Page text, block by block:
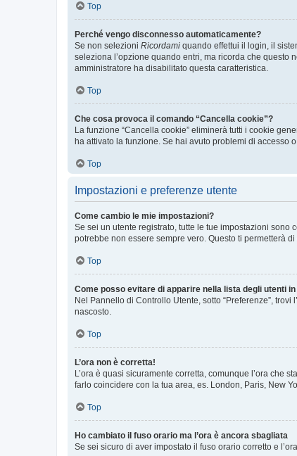
Top
Perché vengo disconnesso automaticamente?
Se non selezioni Ricordami quando effettui il login, il
seleziona l’opzione quando entri, ma ricorda che questo
amministratore ha disabilitato questa caratteristica.
Top
Che cosa provoca il comando “Cancella cookie”?
La funzione “Cancella cookie” eliminerà tutti i cookie
ha attivato la funzione. Se hai avuto problemi di accesso
Top
Impostazioni e preferenze utente
Come cambio le mie impostazioni?
Se sei un utente registrato, tutte le tue impostazioni
potrebbe non essere sempre vero. Questo ti permetterà
Top
Come posso evitare di apparire nella lista degli utenti
Nel Pannello di Controllo Utente, sotto “Preferenze”, trovi
nascosto.
Top
L’ora non è corretta!
L’ora è quasi sicuramente corretta, comunque l’ora che
farlo coincidere con la tua area, es. London, Paris, New
Top
Ho cambiato il fuso orario ma l’ora è ancora sbagliata
Se sei sicuro di aver impostato il fuso orario corretto e